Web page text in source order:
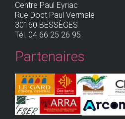
Centre Paul Eyriac
Rue Doct Paul Vermale
30160 BESSÈGES
Tél. 04 66 25 26 95
Partenaires